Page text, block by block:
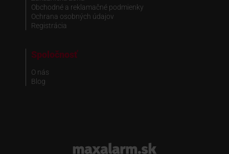
Obchodné a reklamačné podmienky
Ochrana osobných údajov
Registrácia
Spoločnosť
O nás
Blog
www.maxalarm.sk